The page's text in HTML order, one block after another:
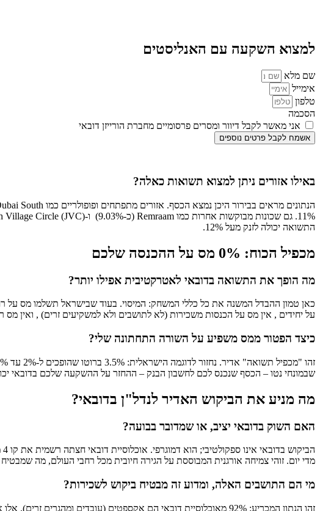
למצוא השקעה עם האנליסטים
שם מלא
אימייל
טלפון
הסכמה
אני מאשר לקבל דיוור ומסרים פרסומיים מחברת הורייזן דובאי
אשמח לקבל פרטים נוספים
באילו אזורים ניתן למצוא תשואות כאלה?
התשואה יכולה לזנק מעל 12%.
מכפיל הכוח: 0% מס על ההכנסה שלכם
מה הופך את התשואה בדובאי לאטרקטיבית אפילו יותר?
על יחידים , אין מס על הכנסות משכירות (לא לתושבים ולא למשקיעים זרים) , ואין מס
כיצד הפטור ממס משפיע על השורה התחתונה שלי?
שבמונחי נטו – הכסף שנכנס לכם לחשבון הבנק – ההחזר על ההשקעה שלכם בדובאי יכול להיות גבוה פי 3 או 4 מאשר
מה מניע את הביקוש האדיר לנדל"ן בדובאי?
האם השוק בדובאי יציב, או שמדובר בבועה?
מדי יום. זוהי צמיחה אורגנית המבוססת על הגירה חיובית מכל רחבי העולם, מה
מי הם התושבים האלה, ומדוע זה מבטיח ביקוש לשכירות?
זהו הנתון המכריע: 92% מאוכלוסיית דובאי הם אקספטים (עובדים